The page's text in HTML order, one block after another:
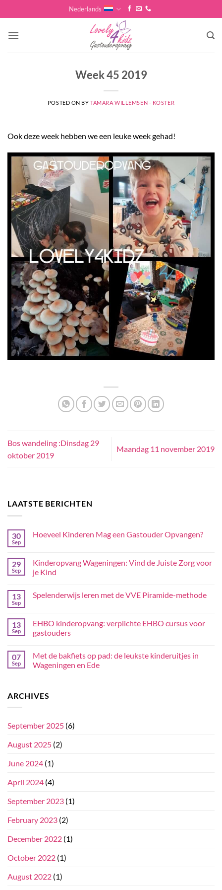
to
content
Nederlands
Week 45 2019
POSTED ON BYTAMARA WILLEMSEN - KOSTER
Ook deze week hebben we een leuke week gehad!
Bos wandeling :Dinsdag 29
oktober 2019
Maandag 11 november 2019
LAATSTE BERICHTEN
30
Sep
Hoeveel Kinderen Mag een Gastouder Opvangen?
29
Sep
Kinderopvang Wageningen: Vind de Juiste Zorg voor
je Kind
13
Sep
Spelenderwijs leren met de VVE Piramide-methode
13
Sep
EHBO kinderopvang: verplichte EHBO cursus voor
gastouders
07
Sep
Met de bakfiets op pad: de leukste kinderuitjes in
Wageningen en Ede
ARCHIVES
September 2025 (6)
August 2025 (2)
June 2024 (1)
April 2024 (4)
September 2023 (1)
February 2023 (2)
December 2022 (1)
October 2022 (1)
August 2022 (1)